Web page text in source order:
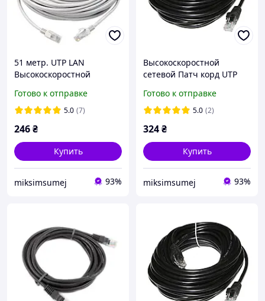
51 метр. UTP LAN
Высокоскоростной
Ethernet кабель для
интернета, передачи
Готово к отправке
5.0 (7)
246₴
Купить
miksimsumej 93%
Высокоскоростной
сетевой Патч корд UTP
50м для интернета DSS до
1000Мбит/с (Gigabit
Готово к отправке
5.0 (2)
324₴
Купить
miksimsumej 93%